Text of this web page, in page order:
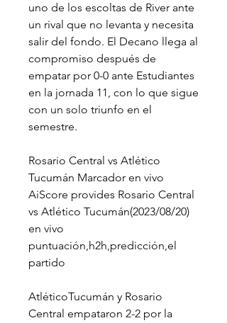
uno de los escoltas de River ante
un rival que no levanta y necesita
salir del fondo. El Decano llega al
compromiso después de
empatar por 0-0 ante Estudiantes
en la jornada 11, con lo que sigue
con un solo triunfo en el
semestre.
Rosario Central vs Atlético
Tucumán Marcador en vivo
AiScore provides Rosario Central
vs Atlético Tucumán(2023/08/20)
en vivo
puntuación,h2h,predicción,el
partido
AtléticoTucumán y Rosario
Central empataron 2-2 por la